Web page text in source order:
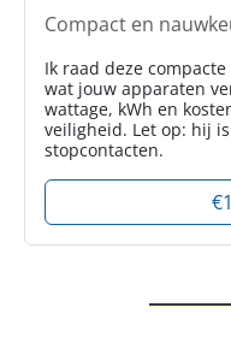
Compact en
Ik raad deze
wat jouw apparaten
wattage, kWh en
veiligheid. Let op: hij
stopcontacten.